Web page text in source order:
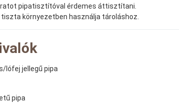
pipatisztítóval érdemes áttisztítani.
környezetben használja tároláshoz.
lófej jellegű pipa
pipa